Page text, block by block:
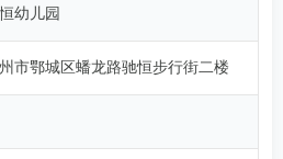
幼儿园
市鄂城区蟠龙路驰恒步行街二楼